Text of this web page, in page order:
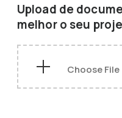
Upload de
melhor o seu